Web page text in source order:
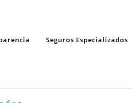
Seguros Especializados